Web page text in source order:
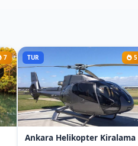
7 TUR 5
Ankara Helikopter Kiralama